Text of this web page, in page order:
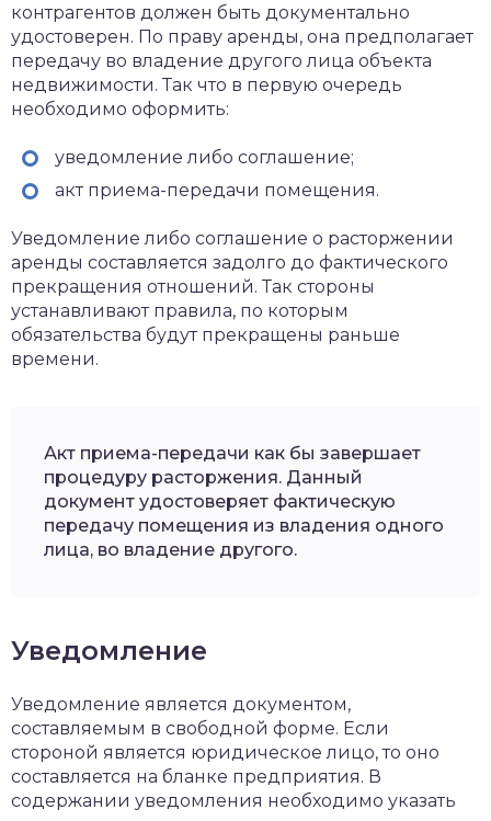
контрагентов должен быть документально
удостоверен. По праву аренды, она предполагает
передачу во владение другого лица объекта
недвижимости. Так что в первую очередь
необходимо оформить:
уведомление либо соглашение;
акт приема-передачи помещения.
Уведомление либо соглашение о расторжении
аренды составляется задолго до фактического
прекращения отношений. Так стороны
устанавливают правила, по которым
обязательства будут прекращены раньше
времени.
Акт приема-передачи как бы завершает
процедуру расторжения. Данный
документ удостоверяет фактическую
передачу помещения из владения одного
лица, во владение другого.
Уведомление
Уведомление является документом,
составляемым в свободной форме. Если
стороной является юридическое лицо, то оно
составляется на бланке предприятия. В
содержании уведомления необходимо указать